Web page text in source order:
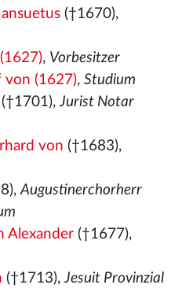
(†1670),
, Vorbesitzer
von (1627), Studium
(†1701),Jurist Notar
von (†1683),
Augustinerchorherr
Alexander(†1677),
(†1713),Jesuit Provinzial